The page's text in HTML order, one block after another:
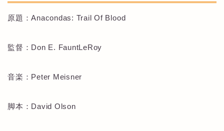
原題：Anacondas: Trail Of Blood
監督：Don E. FauntLeRoy
音楽：Peter Meisner
脚本：David Olson